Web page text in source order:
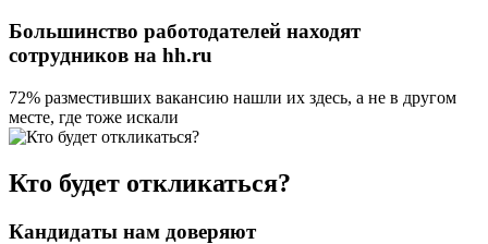
Большинство работодателей находят
сотрудников на hh.ru
72% разместивших вакансию нашли их здесь, а не в другом
месте, где тоже искали
Кто будет откликаться?
Кандидаты нам доверяют